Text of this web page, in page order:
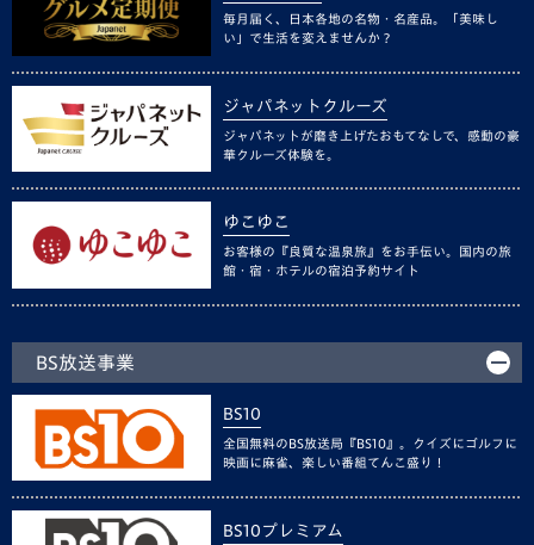
毎月届く、日本各地の名物・名産品。「美味し
い」で生活を変えませんか？
ジャパネットクルーズ
ジャパネットが磨き上げたおもてなしで、感動の豪
華クルーズ体験を。
ゆこゆこ
お客様の『良質な温泉旅』をお手伝い。国内の旅
館・宿・ホテルの宿泊予約サイト
BS放送事業
BS10
全国無料のBS放送局『BS10』。クイズにゴルフに
映画に麻雀、楽しい番組てんこ盛り！
BS10プレミアム